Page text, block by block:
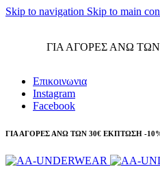
Skip to navigation Skip to main
ΓΙΑ ΑΓΟΡΕΣ ΑΝΩ
Επικοινωνια
Instagram
Facebook
ΓΙΑ ΑΓΟΡΕΣ ΑΝΩ ΤΩΝ 30€ ΕΚΠΤΩΣΗ -